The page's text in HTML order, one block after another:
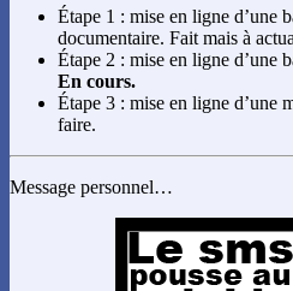
Étape 1 : mise en ligne d’une
documentaire. Fait mais à
Étape 2 : mise en ligne d’une
En cours.
Étape 3 : mise en ligne d’une
faire.
Message personnel…